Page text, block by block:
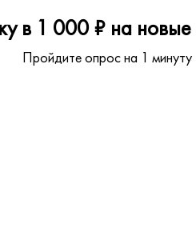
в 1 000 ₽ на
Пройдите опрос на 1 минуту